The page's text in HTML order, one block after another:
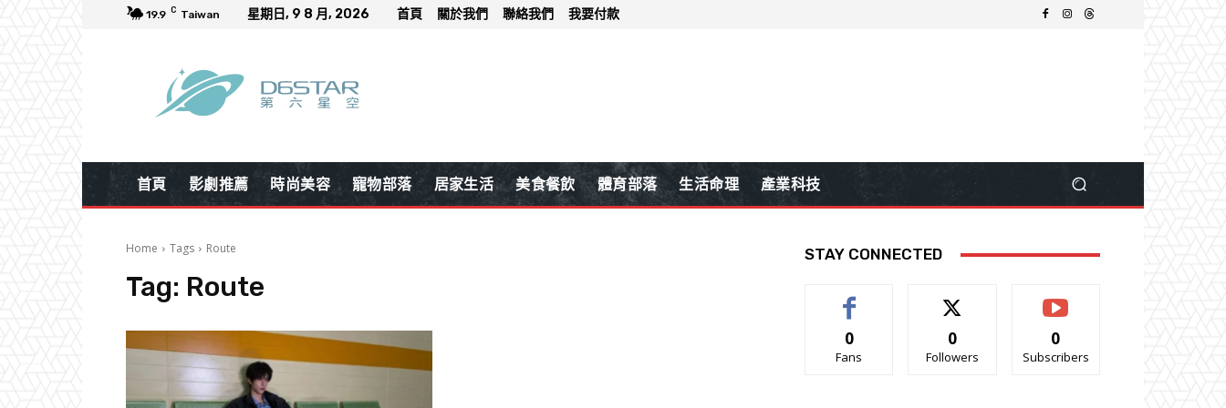
19.9 C Taiwan 星期日, 9 8 月, 2026 首頁 關於我們 聯絡我們 我要付款
首頁 影劇推薦 時尚美容 寵物部落 居家生活 美食餐飲 體育部落 生活命理 產業科技
Home Tags Route
Tag: Route
STAY CONNECTED
0
Fans
0
Followers
0
Subscribers